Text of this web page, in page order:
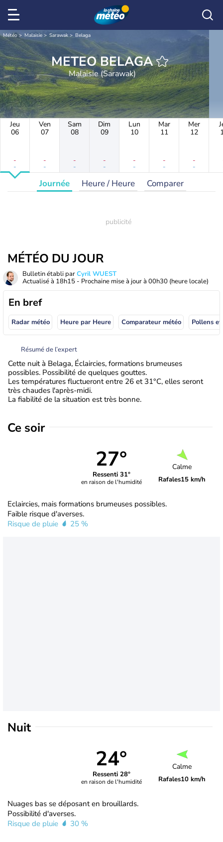
Météo Malaisie Sarawak Belaga
METEO BELAGA
Malaisie (Sarawak)
Jeu
06
-
-
Ven
07
-
-
Sam
08
-
-
Dim
09
-
-
Lun
10
-
-
Mar
11
-
-
Mer
12
-
-
Journée Heure / Heure Comparer
MÉTÉO DU JOUR
Bulletin établi parCyril WUEST
Actualisé à 18h15 - Prochaine mise à jour à 00h30 (heure locale)
En bref
Radar météo Heure par Heure Comparateur météo Pollens
Résumé de l’expert
Cette nuit à Belaga, Éclaircies, formations brumeuses
possibles. Possibilité de quelques gouttes.
Les températures fluctueront entre 26 et 31°C, elles seront
très chaudes l'après-midi.
La fiabilité de la situation est très bonne.
Ce soir
27°
Ressenti 31°
en raison de l'humidité
Calme
Rafales15 km/h
Eclaircies, mais formations brumeuses possibles.
Faible risque d'averses.
Risque de pluie
25 %
Nuit
24°
Ressenti 28°
en raison de l'humidité
Calme
Rafales10 km/h
Nuages bas se déposant en brouillards.
Possibilité d'averses.
Risque de pluie
30 %